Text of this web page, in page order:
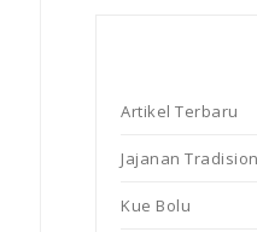
Artikel Terbaru
Jajanan
Kue Bolu